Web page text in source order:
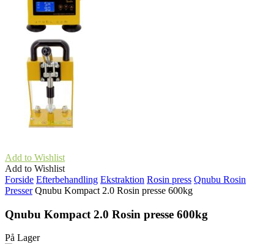
Add to Wishlist
Add to Wishlist
Forside Efterbehandling Ekstraktion Rosin press Qnubu Rosin
Presser Qnubu Kompact 2.0 Rosin presse 600kg
Qnubu Kompact 2.0 Rosin presse 600kg
På Lager